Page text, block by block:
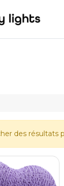
des résultats